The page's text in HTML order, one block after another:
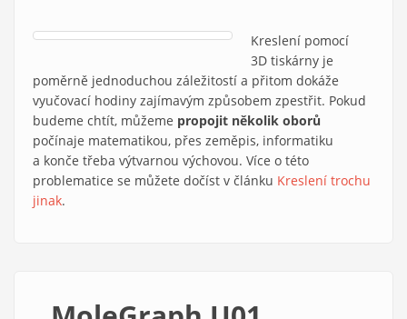
Kreslení pomocí
3D tiskárny je
poměrně jednoduchou záležitostí a přitom dokáže
vyučovací hodiny zajímavým způsobem zpestřit. Pokud
budeme chtít, můžeme propojit několik oborů
počínaje matematikou, přes zeměpis, informatiku
a konče třeba výtvarnou výchovou. Více o této
problematice se můžete dočíst v článku Kreslení trochu
jinak.